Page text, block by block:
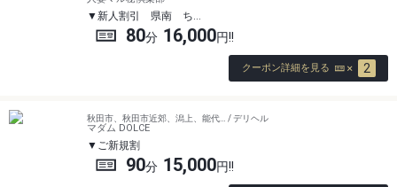
新人割引 県南 ち…
80 16,000
クーポン詳細を見る 2
秋田市、秋田市近郊、潟上、能代… / デリヘル
マダム DOLCE
ご新規割
90 15,000